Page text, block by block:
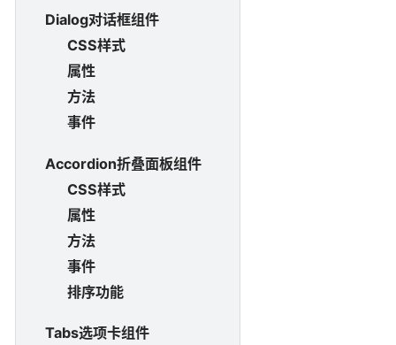
Dialog对话框组件
CSS样式
属性
方法
事件
Accordion折叠面板组件
CSS样式
属性
方法
事件
排序功能
Tabs选项卡组件